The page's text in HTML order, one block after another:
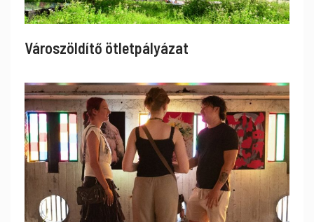
Városzöldítő ötletpályázat